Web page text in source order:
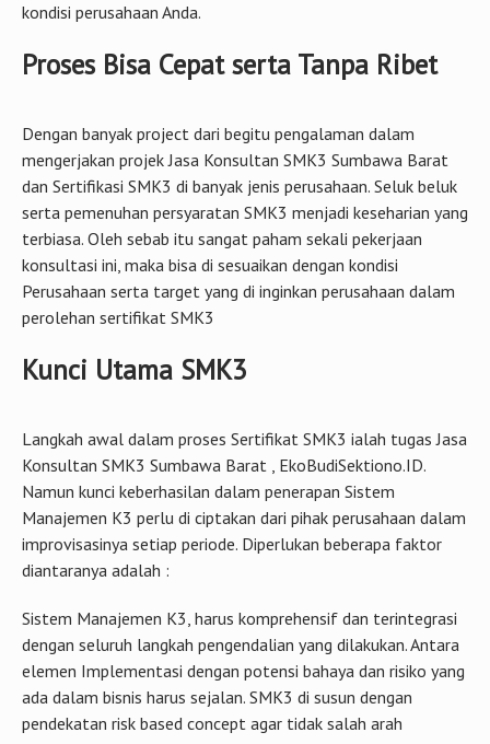
kondisi perusahaan Anda.
Proses Bisa Cepat serta Tanpa Ribet
Dengan banyak project dari begitu pengalaman dalam
mengerjakan projek Jasa Konsultan SMK3 Sumbawa Barat
dan Sertifikasi SMK3 di banyak jenis perusahaan. Seluk beluk
serta pemenuhan persyaratan SMK3 menjadi keseharian yang
terbiasa. Oleh sebab itu sangat paham sekali pekerjaan
konsultasi ini, maka bisa di sesuaikan dengan kondisi
Perusahaan serta target yang di inginkan perusahaan dalam
perolehan sertifikat SMK3
Kunci Utama SMK3
Langkah awal dalam proses Sertifikat SMK3 ialah tugas Jasa
Konsultan SMK3 Sumbawa Barat , EkoBudiSektiono.ID.
Namun kunci keberhasilan dalam penerapan Sistem
Manajemen K3 perlu di ciptakan dari pihak perusahaan dalam
improvisasinya setiap periode. Diperlukan beberapa faktor
diantaranya adalah :
Sistem Manajemen K3, harus komprehensif dan terintegrasi
dengan seluruh langkah pengendalian yang dilakukan. Antara
elemen Implementasi dengan potensi bahaya dan risiko yang
ada dalam bisnis harus sejalan. SMK3 di susun dengan
pendekatan risk based concept agar tidak salah arah